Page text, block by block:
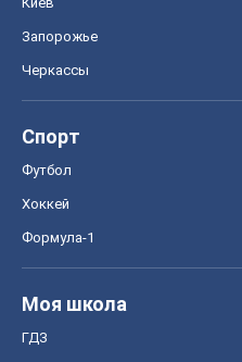
Запорожье
Черкассы
Спорт
Футбол
Хоккей
Формула-1
Моя школа
ГДЗ